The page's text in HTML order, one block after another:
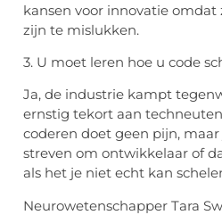
kansen voor innovatie omdat
zijn te mislukken.
3. U moet leren hoe u code
Ja, de industrie kampt
ernstig tekort aan
coderen doet geen pijn,
streven om ontwikkelaar of
als het je niet echt kan
Neurowetenschapper Tara